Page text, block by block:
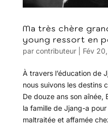
Ma très chère
young ressort en
par contributeur| Fév
À travers l’éducation de
nous suivons les destins
De douze ans son aînée,
la famille de Jjang-a
maltraitée et affamée